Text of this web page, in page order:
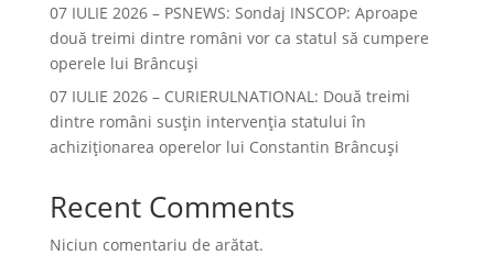
07 IULIE 2026 – PSNEWS: Sondaj INSCOP: Aproape
două treimi dintre români vor ca statul să cumpere
operele lui Brâncuși
07 IULIE 2026 – CURIERULNATIONAL: Două treimi
dintre români susțin intervenția statului în
achiziționarea operelor lui Constantin Brâncuși
Recent Comments
Niciun comentariu de arătat.